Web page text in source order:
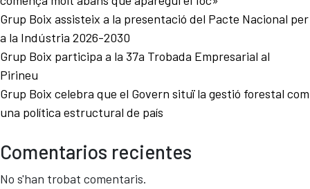
Grup Boix assisteix a la presentació del Pacte Nacional per
a la Indústria 2026-2030
Grup Boix participa a la 37a Trobada Empresarial al
Pirineu
Grup Boix celebra que el Govern situï la gestió forestal com
una política estructural de país
Comentarios recientes
No s'han trobat comentaris.